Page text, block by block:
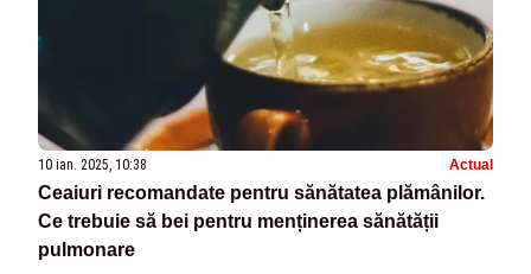
10 ian. 2025, 10:38 Actual
Ceaiuri recomandate pentru sănătatea plămânilor.
Ce trebuie să bei pentru menținerea sănătății
pulmonare